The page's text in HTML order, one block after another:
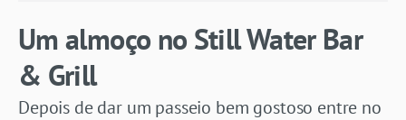
Um almoço no Still Water Bar
& Grill
Depois de dar um passeio bem gostoso entre no